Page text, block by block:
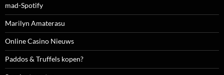
mad-Spotify
Marilyn Amaterasu
Online Casino Nieuws
Paddos & Truffels kopen?